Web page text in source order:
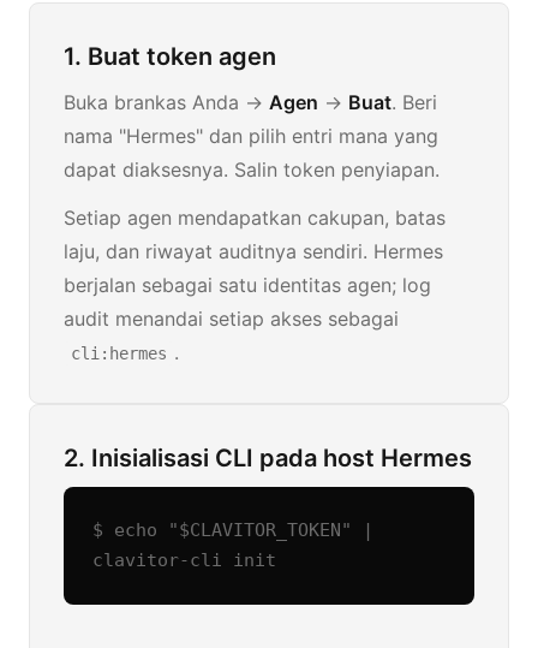
1. Buat token agen
Buka brankas Anda → Agen → Buat. Beri
nama "Hermes" dan pilih entri mana yang
dapat diaksesnya. Salin token penyiapan.
Setiap agen mendapatkan cakupan, batas
laju, dan riwayat auditnya sendiri. Hermes
berjalan sebagai satu identitas agen; log
audit menandai setiap akses sebagai
cli:hermes .
2. Inisialisasi CLI pada host Hermes
$ echo "$CLAVITOR_TOKEN" |
clavitor-cli init